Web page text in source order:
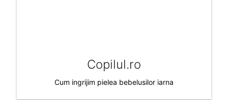
Copilul.ro
Cum ingrijim pielea bebelusilor iarna